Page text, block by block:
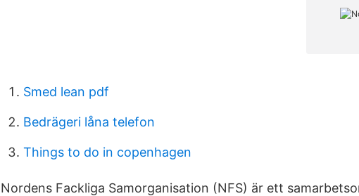
Smed lean pdf
Bedrägeri låna telefon
Things to do in copenhagen
Nordens Fackliga Samorganisation (NFS) är ett